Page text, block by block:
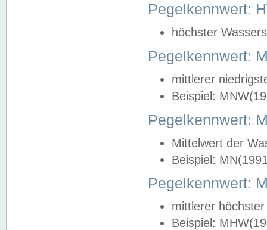
Pegelkennwert:
höchster
Pegelkennwert:
mittlerer
Beispiel:
Pegelkennwert:
Mittelwert der
Beispiel:
Pegelkennwert:
mittlerer
Beispiel: